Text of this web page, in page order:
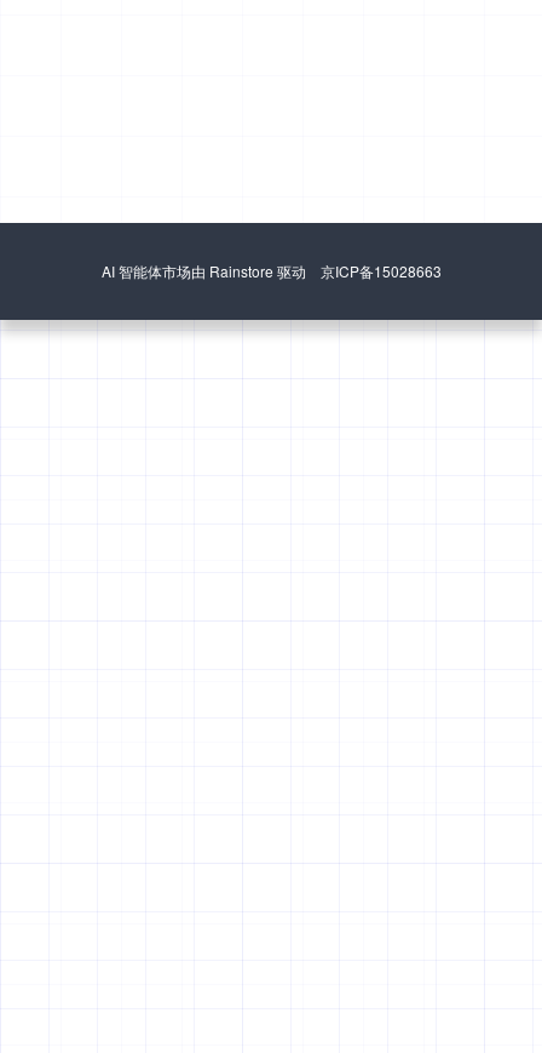
AI 智能体市场由 Rainstore 驱动 京ICP备15028663